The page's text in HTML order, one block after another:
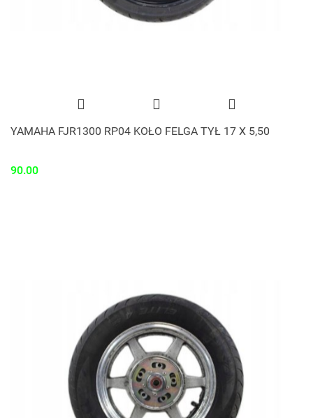
YAMAHA FJR1300 RP04 KOŁO FELGA TYŁ 17 X 5,50
90.00